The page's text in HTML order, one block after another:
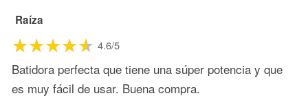
Raíza
4.6/5
Batidora perfecta que tiene una súper potencia y que
es muy fácil de usar. Buena compra.